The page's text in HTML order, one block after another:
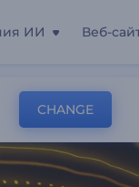
ИИ Веб-
CHANGE